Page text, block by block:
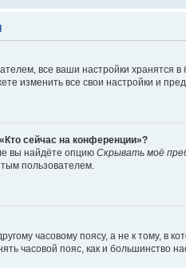
все ваши настройки
изменить все свои настройки и
сейчас на конференции»?
вы найдёте опцию Скрывать моё
пользователем.
часовому поясу, а не к тому, в
часовой пояс, как и большинство